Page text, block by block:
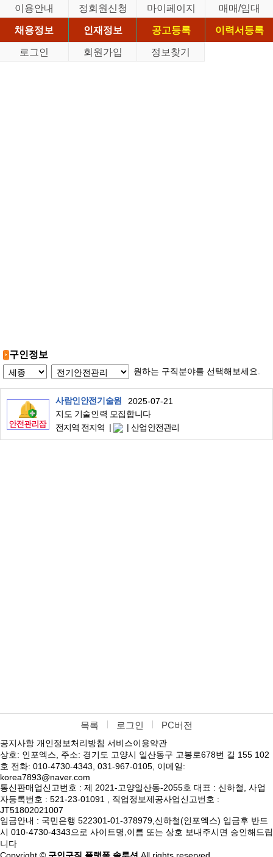
이용안내 정회원신청 마이페이지
매매/임대
채용정보
인재정보 공고등록
이력서등록
로그인
회원가입 정보찾기
구인정보
원하는 구직분야를 선택해보세요.
사람인안전기술원
2025-07-21
지도 기술인력 모집합니다
전지역 전지역
산업안전관리
목록 로그인 PC버전
공지사항 개인정보처리방침 서비스이용약관
상호: 인포엑스, 주소: 경기도 고양시 일산동구 고봉로678번 길 155 102
호 전화: 010-4730-4343, 031-967-0105, 이메일:
korea7893@naver.com
통신판매업신고번호 : 제 2021-고양일산동-2055호 대표 : 신하철, 사업
자등록번호 : 521-23-01091 , 직업정보제공사업신고번호 :
JT51802021007
임금안내 : 국민은행 522301-01-378979,신하철(인포엑스) 입금후 반드
시 010-4730-4343으로 사이트명,이름 또는 상호 보내주시면 승인해드립
니다